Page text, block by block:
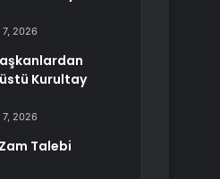
2026
Kurultay
2026
Talebi